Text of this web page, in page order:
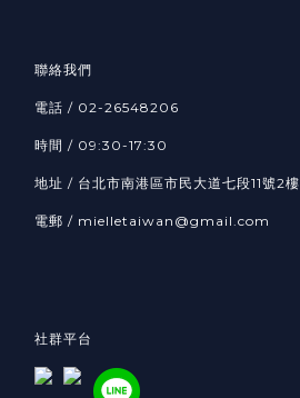
聯絡我們
電話 / 02-26548206
時間 / 09:30-17:30
地址 / 台北市南港區市民大道七段11號2樓
電郵 / mielletaiwan@gmail.com
社群平台